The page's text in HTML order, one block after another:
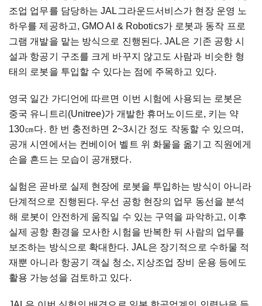
조업 업무를 담당하는 JAL그라운드서비스가 현장 운영 노
하우를 제공하고, GMO AI & Robotics가 로봇과 동작 프로
그램 개발을 맡는 방식으로 진행된다. JAL은 기존 공항 시
설과 항공기 구조를 크게 바꾸지 않고도 사람과 비슷한 형
태의 로봇을 투입할 수 있다는 점에 주목하고 있다.
영국 일간 가디언에 따르면 이번 시험에 사용되는 로봇은
중국 유니트리(Unitree)가 개발한 휴머노이드로, 키는 약
130㎝다. 한 번 충전하면 2~3시간 정도 작동할 수 있으며,
공개 시연에서는 컨베이어 벨트 위 화물을 옮기고 직원에게
손을 흔드는 모습이 공개됐다.
실험은 곧바로 실제 현장에 로봇을 투입하는 방식이 아니라
단계적으로 진행된다. 우선 공항 현장의 업무 동선을 분석
해 로봇이 안전하게 움직일 수 있는 구역을 파악하고, 이후
실제 공항 환경을 모사한 시험을 반복한 뒤 사람의 업무를
보조하는 방식으로 확대한다. JAL은 장기적으로 수하물 적
재뿐 아니라 항공기 객실 청소, 지상조업 장비 운용 등에도
활용 가능성을 검토하고 있다.